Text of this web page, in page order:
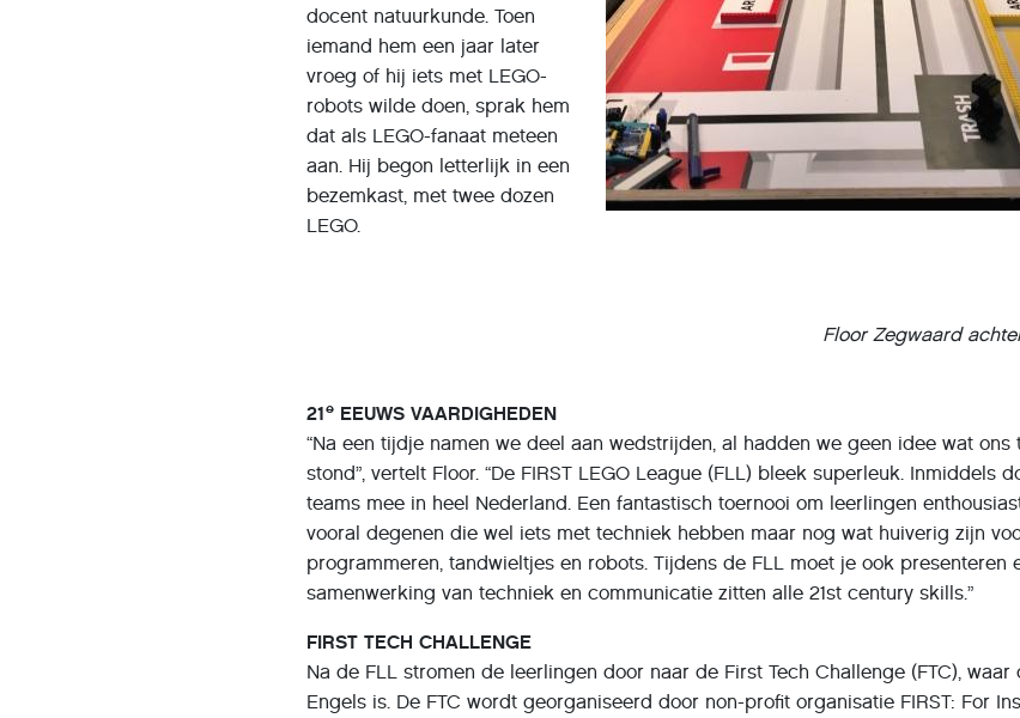
docent natuurkunde. Toen
iemand hem een jaar later
vroeg of hij iets met LEGO-
robots wilde doen, sprak hem
dat als LEGO-fanaat meteen
aan. Hij begon letterlijk in een
bezemkast, met twee dozen
LEGO.
Floor Zegwaard
21e EEUWS VAARDIGHEDEN
“Na een tijdje namen we deel aan wedstrijden, al hadden we geen idee wat ons
stond”, vertelt Floor. “De FIRST LEGO League (FLL) bleek superleuk. Inmiddels
teams mee in heel Nederland. Een fantastisch toernooi om leerlingen
vooral degenen die wel iets met techniek hebben maar nog wat huiverig zijn
programmeren, tandwieltjes en robots. Tijdens de FLL moet je ook presenteren
samenwerking van techniek en communicatie zitten alle 21st century skills.”
FIRST TECH CHALLENGE
Na de FLL stromen de leerlingen door naar de First Tech Challenge (FTC), waar
Engels is. De FTC wordt georganiseerd door non-profit organisatie FIRST: For